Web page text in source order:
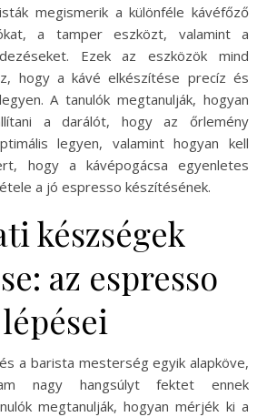
megismerik a különféle kávéfőző
a tamper eszközt, valamint a
Ezek az eszközök mind
hogy a kávé elkészítése precíz és
A tanulók megtanulják, hogyan
a darálót, hogy az őrlemény
legyen, valamint hogyan kell
hogy a kávépogácsa egyenletes
a jó espresso készítésének.
készségek
az espresso
a barista mesterség egyik alapköve,
nagy hangsúlyt fektet ennek
megtanulják, hogyan mérjék ki a